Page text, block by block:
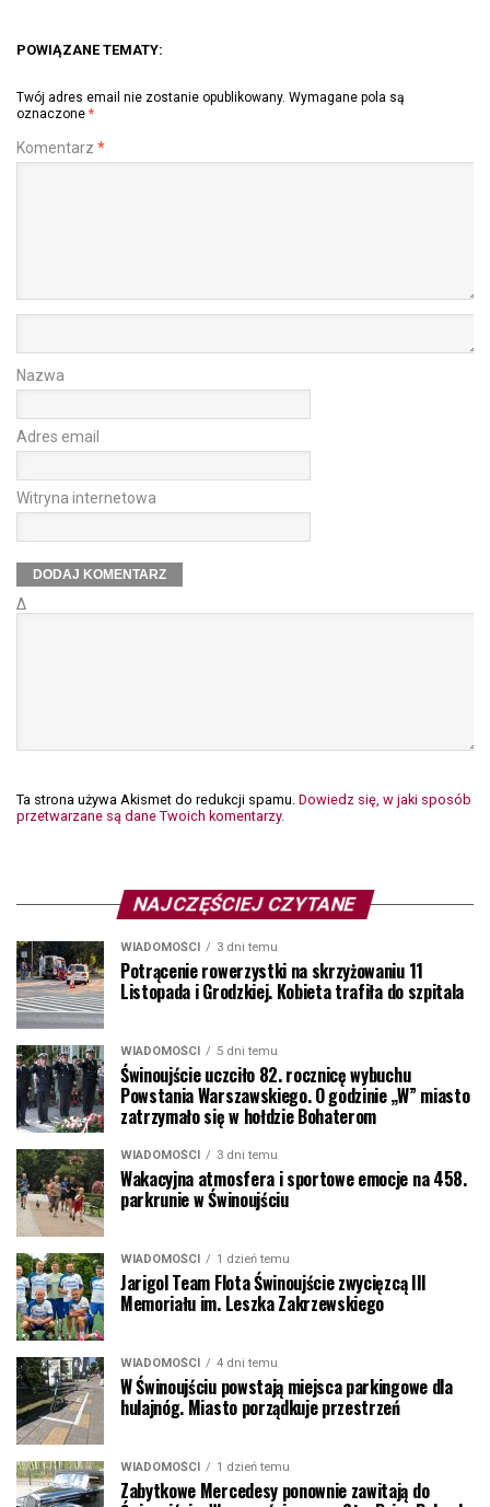
POWIĄZANE TEMATY:
Twój adres email nie zostanie opublikowany. Wymagane pola są
oznaczone *
Komentarz *
Nazwa
Adres email
Witryna internetowa
Δ
Ta strona używa Akismet do redukcji spamu. Dowiedz się, w jaki sposób
przetwarzane są dane Twoich komentarzy.
NAJCZĘŚCIEJ CZYTANE
WIADOMOŚCI 3 dni temu
Potrącenie rowerzystki na skrzyżowaniu 11
Listopada i Grodzkiej. Kobieta trafiła do szpitala
WIADOMOŚCI 5 dni temu
Świnoujście uczciło 82. rocznicę wybuchu
Powstania Warszawskiego. O godzinie „W” miasto
zatrzymało się w hołdzie Bohaterom
WIADOMOŚCI 3 dni temu
Wakacyjna atmosfera i sportowe emocje na 458.
parkrunie w Świnoujściu
WIADOMOŚCI 1 dzień temu
Jarigol Team Flota Świnoujście zwycięzcą III
Memoriału im. Leszka Zakrzewskiego
WIADOMOŚCI 4 dni temu
W Świnoujściu powstają miejsca parkingowe dla
hulajnóg. Miasto porządkuje przestrzeń
WIADOMOŚCI 1 dzień temu
Zabytkowe Mercedesy ponownie zawitają do